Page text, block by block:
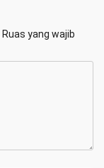
Ruas yang wajib